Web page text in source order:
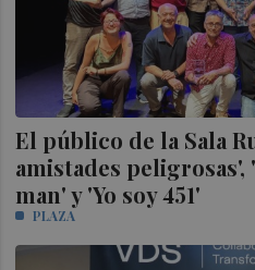
El público de la Sala
amistades
man' y 'Yo soy 451'
PLAZA